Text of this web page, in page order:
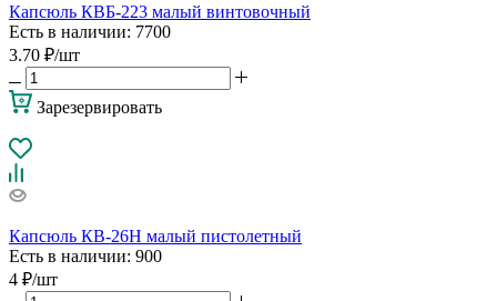
Капсюль КВБ-223 малый винтовочный
Есть в наличии: 7700
3.70 ₽/шт
Зарезервировать
Капсюль КВ-26Н малый пистолетный
Есть в наличии: 900
4 ₽/шт